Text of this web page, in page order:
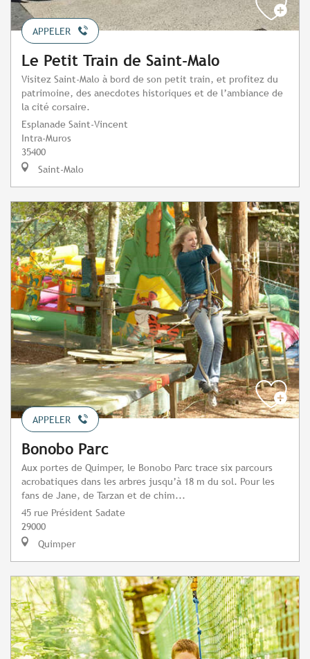
APPELER
Le Petit Train de Saint-Malo
Visitez Saint-Malo à bord de son petit train, et profitez du
patrimoine, des anecdotes historiques et de l’ambiance de
la cité corsaire.
Esplanade Saint-Vincent
Intra-Muros
35400
Saint-Malo
APPELER
Bonobo Parc
Aux portes de Quimper, le Bonobo Parc trace six parcours
acrobatiques dans les arbres jusqu’à 18 m du sol. Pour les
fans de Jane, de Tarzan et de chim...
45 rue Président Sadate
29000
Quimper